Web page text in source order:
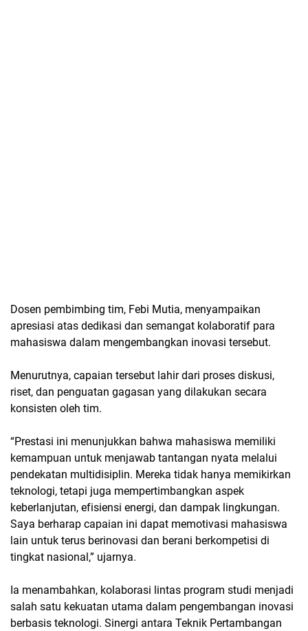
Dosen pembimbing tim, Febi Mutia, menyampaikan
apresiasi atas dedikasi dan semangat kolaboratif para
mahasiswa dalam mengembangkan inovasi tersebut.
Menurutnya, capaian tersebut lahir dari proses diskusi,
riset, dan penguatan gagasan yang dilakukan secara
konsisten oleh tim.
“Prestasi ini menunjukkan bahwa mahasiswa memiliki
kemampuan untuk menjawab tantangan nyata melalui
pendekatan multidisiplin. Mereka tidak hanya memikirkan
teknologi, tetapi juga mempertimbangkan aspek
keberlanjutan, efisiensi energi, dan dampak lingkungan.
Saya berharap capaian ini dapat memotivasi mahasiswa
lain untuk terus berinovasi dan berani berkompetisi di
tingkat nasional,” ujarnya.
Ia menambahkan, kolaborasi lintas program studi menjadi
salah satu kekuatan utama dalam pengembangan inovasi
berbasis teknologi. Sinergi antara Teknik Pertambangan